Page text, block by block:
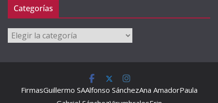
Categorías
Categorías
FirmasGuillermo SAAlfonso SánchezAna AmadorPaula